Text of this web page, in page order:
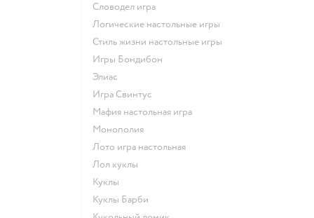
Словодел игра
Логические настольные игры
Стиль жизни настольные игры
Игры Бондибон
Элиас
Игра Свинтус
Мафия настольная игра
Монополия
Лото игра настольная
Лол куклы
Куклы
Куклы Барби